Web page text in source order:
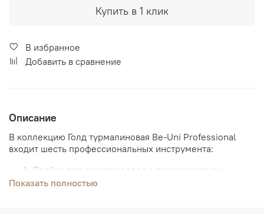
Купить в 1 клик
В избранное
Добавить в сравнение
Описание
В коллекцию Голд турмалиновая Be-Uni Professional
входит шесть профессиональных инструмента:
Плойка для завивки волос с турмалиновым
покрытием Лонг, 25 мм
Показать полностью